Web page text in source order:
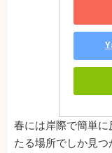
春には岸際で簡単
たる場所でしか見